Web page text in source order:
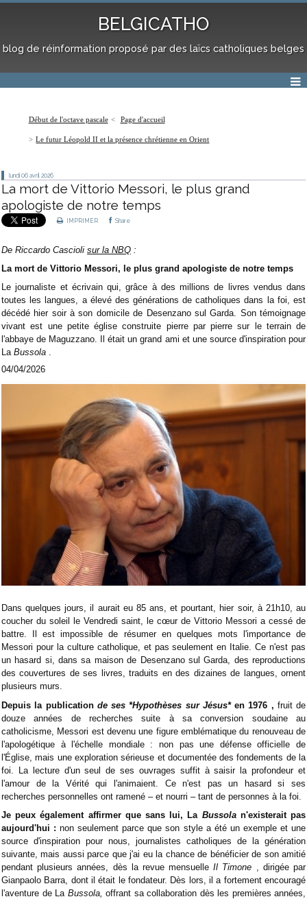
BELGICATHO
blog de réinformation proposé par des laïcs catholiques belges
Début de l'octave pascale Page d'accueil
Le futur Léopold II et la présence chrétienne en Orient
lundi 06 avril 2026
La mort de Vittorio Messori, le plus grand
apologiste de notre temps
IMPRIMER Share
De Riccardo Cascioli sur la NBQ :
La mort de Vittorio Messori, le plus grand apologiste de notre temps
Le journaliste et écrivain qui, grâce à des millions de livres vendus dans
toutes les langues, a élevé des générations de catholiques dans la foi, est
décédé hier soir à son domicile de Desenzano sul Garda. Son témoignage
vivant est une petite église construite pierre par pierre sur le terrain de
l'abbaye de Maguzzano. Il était un grand ami et une source d'inspiration pour
La Bussola
04/04/2026
Dans quelques jours, il aurait eu 85 ans, et pourtant, hier soir, à 21h10, au
coucher du soleil le Vendredi saint, le cœur de Vittorio Messori a cessé de
battre. Il est impossible de résumer en quelques mots l'importance de
Messori pour la culture catholique, et pas seulement en Italie. Ce n'est pas
un hasard si, dans sa maison de Desenzano sul Garda, des reproductions
des couvertures de ses livres, traduits en des dizaines de langues, ornent
plusieurs murs.
Depuis la publication de ses *Hypothèses sur Jésus*en 1976 , fruit de
douze années de recherches suite à sa conversion soudaine au
catholicisme, Messori est devenu une figure emblématique du renouveau de
l'apologétique à l'échelle mondiale : non pas une défense officielle de
l'Église, mais une exploration sérieuse et documentée des fondements de la
foi. La lecture d'un seul de ses ouvrages suffit à saisir la profondeur et
l'amour de la Vérité qui l'animaient. Ce n'est pas un hasard si ses
recherches personnelles ont ramené – et nourri – tant de personnes à la foi.
Je peux également affirmer que sans lui, La Bussolan'existerait pas
aujourd'hui : non seulement parce que son style a été un exemple et une
source d'inspiration pour nous, journalistes catholiques de la génération
suivante, mais aussi parce que j'ai eu la chance de bénéficier de son amitié
pendant plusieurs années, dès la revue mensuelleIl Timone , dirigée par
Gianpaolo Barra, dont il était le fondateur. Dès lors, il a fortement encouragé
l'aventure de La Bussola, offrant sa collaboration dès les premières années,